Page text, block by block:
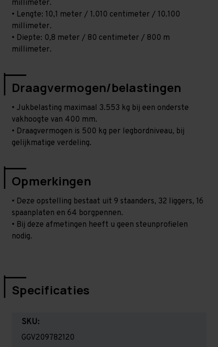
millimeter.
• Lengte: 10,1 meter / 1.010 centimeter / 10.100
millimeter.
• Diepte: 0,8 meter / 80 centimeter / 800 m
millimeter.
Draagvermogen/belastingen
• Jukbelasting maximaal 3.553 kg bij een onderste
vakhoogte van 400 mm.
• Draagvermogen is 500 kg per legbordniveau, bij
gelijkmatige verdeling.
Opmerkingen
• Deze opstelling bestaat uit 9 staanders, 32 liggers, 16
spaanplaten en 64 borgpennen.
• Bij deze afmetingen heeft u geen steunprofielen
nodig.
Specificaties
SKU:
GGV209782120